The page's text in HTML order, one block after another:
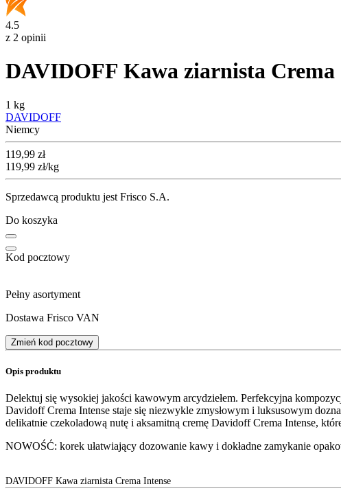
4.5
z 2 opinii
DAVIDOFF Kawa ziarnista Crema
1 kg
DAVIDOFF
Niemcy
Cena
119,99 zł
119,99 zł/kg
Sprzedawcą produktu jest Frisco S.A.
Do koszyka
Kod pocztowy
Pełny asortyment
Dostawa Frisco VAN
Zmień kod pocztowy
Opis produktu
Delektuj się wysokiej jakości kawowym arcydziełem. Perfekcyjna
Davidoff Crema Intense staje się niezwykle zmysłowym i luksusowym
delikatnie czekoladową nutę i aksamitną cremę Davidoff Crema Intense,
NOWOŚĆ: korek ułatwiający dozowanie kawy i dokładne zamykanie
DAVIDOFF Kawa ziarnista Crema Intense